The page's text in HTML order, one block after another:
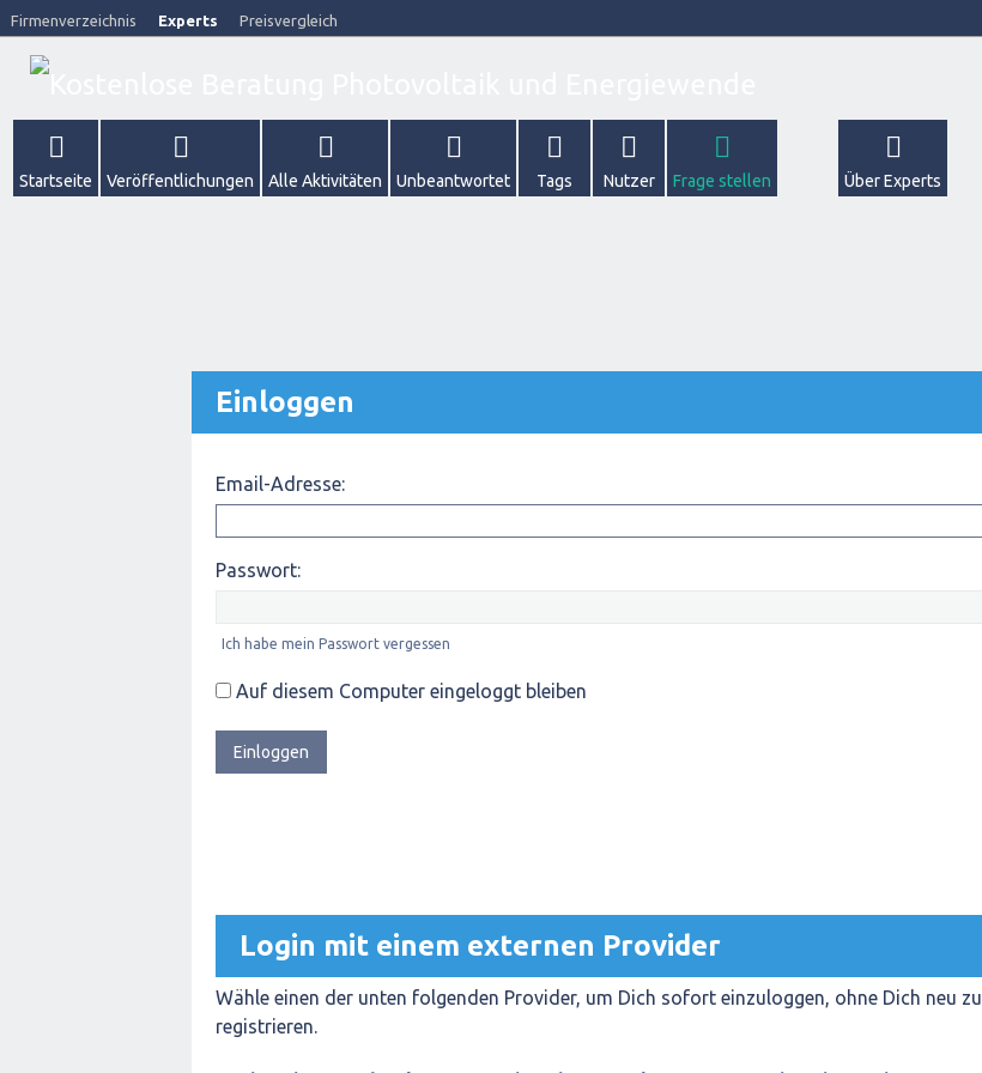
Firmenverzeichnis Experts Preisvergleich
Startseite Veröffentlichungen Alle Aktivitäten Unbeantwortet Tags Nutzer Frage stellen Über Experts
Einloggen
Email-Adresse:
Passwort:
Ich habe mein Passwort vergessen
Auf diesem Computer eingeloggt bleiben
Login mit einem externen Provider
Wähle einen der unten folgenden Provider, um Dich sofort einzuloggen, ohne Dich neu zu
registrieren.